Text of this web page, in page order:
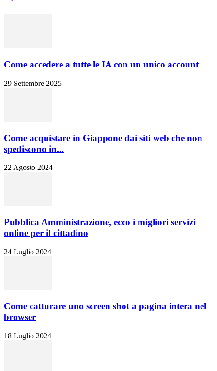
Come accedere a tutte le IA con un unico account
29 Settembre 2025
Come acquistare in Giappone dai siti web che non
spediscono in...
22 Agosto 2024
Pubblica Amministrazione, ecco i migliori servizi
online per il cittadino
24 Luglio 2024
Come catturare uno screen shot a pagina intera nel
browser
18 Luglio 2024